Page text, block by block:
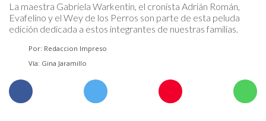
La maestra Gabriela Warkentin, el cronista Adrián Román,
Evafelino y el Wey de los Perros son parte de esta peluda
edición dedicada a estos integrantes de nuestras familias.
Por: Redaccion Impreso
Vía: Gina Jaramillo